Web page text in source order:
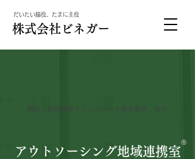
​だいたい脇役、たまに主役
​株式会社ビネガー
病院・訪問診療クリニック・介護事業所 向け
アウトソーシング地域連携室
Ⓡ